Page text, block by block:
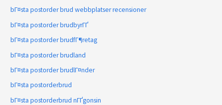
bГ¤sta postorder brud webbplatser recensioner
bГ¤sta postorder brudbyrГҐ
bГ¤sta postorder brudfГ¶retag
bГ¤sta postorder brudland
bГ¤sta postorder brudlГ¤nder
bГ¤sta postorderbrud
bГ¤sta postorderbrud nГҐgonsin